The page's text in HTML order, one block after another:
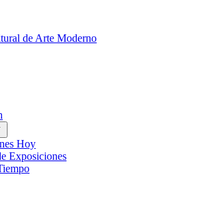
Hoy
Exposiciones